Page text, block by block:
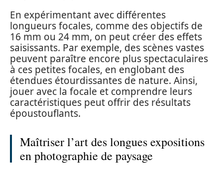
En expérimentant avec différentes
longueurs focales, comme des objectifs de
16 mm ou 24 mm, on peut créer des effets
saisissants. Par exemple, des scènes vastes
peuvent paraître encore plus spectaculaires
à ces petites focales, en englobant des
étendues étourdissantes de nature. Ainsi,
jouer avec la focale et comprendre leurs
caractéristiques peut offrir des résultats
époustouflants.
Maîtriser l’art des longues expositions
en photographie de paysage